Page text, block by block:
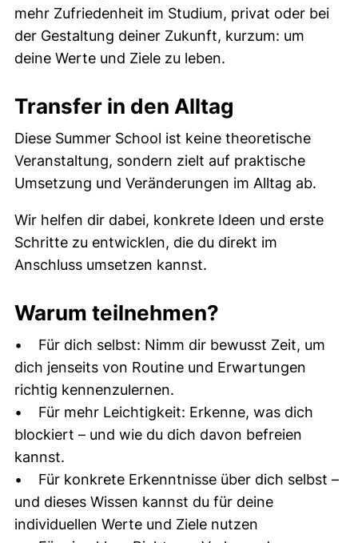
mehr Zufriedenheit im Studium, privat oder bei
der Gestaltung deiner Zukunft, kurzum: um
deine Werte und Ziele zu leben.
Transfer in den Alltag
Diese Summer School ist keine theoretische
Veranstaltung, sondern zielt auf praktische
Umsetzung und Veränderungen im Alltag ab.
Wir helfen dir dabei, konkrete Ideen und erste
Schritte zu entwicklen, die du direkt im
Anschluss umsetzen kannst.
Warum teilnehmen?
• Für dich selbst: Nimm dir bewusst Zeit, um
dich jenseits von Routine und Erwartungen
richtig kennenzulernen.
• Für mehr Leichtigkeit: Erkenne, was dich
blockiert – und wie du dich davon befreien
kannst.
• Für konkrete Erkenntnisse über dich selbst –
und dieses Wissen kannst du für deine
individuellen Werte und Ziele nutzen